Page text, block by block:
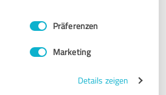
Präferenzen
Marketing
Details zeigen
Empfehlung